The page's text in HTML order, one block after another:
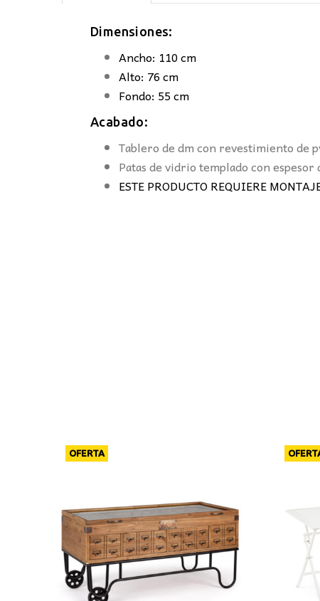
Dimensiones:
Ancho: 110 cm
Alto: 76 cm
Fondo: 55 cm
Acabado:
Tablero de dm con revestimiento de
Patas de vidrio templado con espesor
ESTE PRODUCTO REQUIERE
OFERTA